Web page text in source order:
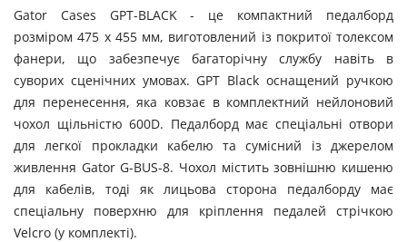
Gator Cases GPT-BLACK - це компактний педалборд
розміром 475 х 455 мм, виготовлений із покритої толексом
фанери, що забезпечує багаторічну службу навіть в
суворих сценічних умовах. GPT Black оснащений ручкою
для перенесення, яка ковзає в комплектний нейлоновий
чохол щільністю 600D. Педалборд має спеціальні отвори
для легкої прокладки кабелю та сумісний із джерелом
живлення Gator G-BUS-8. Чохол містить зовнішню кишеню
для кабелів, тоді як лицьова сторона педалборду має
спеціальну поверхню для кріплення педалей стрічкою
Velcro (у комплекті).